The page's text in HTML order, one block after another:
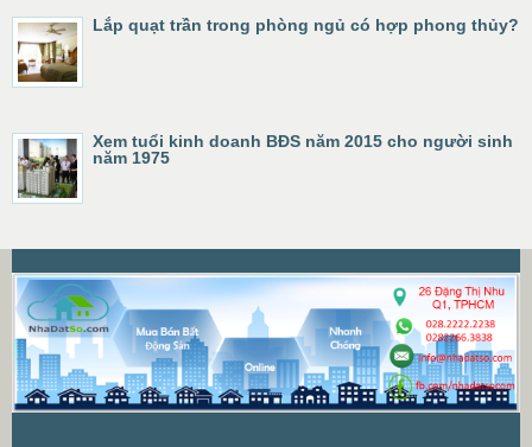
Lắp quạt trần trong phòng ngủ có hợp phong thủy?
Xem tuổi kinh doanh BĐS năm 2015 cho người sinh
năm 1975